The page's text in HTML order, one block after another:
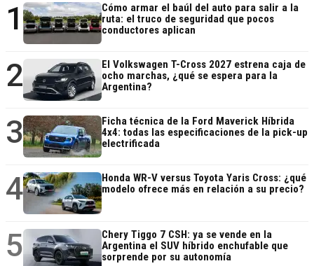
1
Cómo armar el baúl del auto para salir a la
ruta: el truco de seguridad que pocos
conductores aplican
2
El Volkswagen T-Cross 2027 estrena caja de
ocho marchas, ¿qué se espera para la
Argentina?
3
Ficha técnica de la Ford Maverick Híbrida
4x4: todas las especificaciones de la pick-up
electrificada
4
Honda WR-V versus Toyota Yaris Cross: ¿qué
modelo ofrece más en relación a su precio?
5
Chery Tiggo 7 CSH: ya se vende en la
Argentina el SUV híbrido enchufable que
sorprende por su autonomía